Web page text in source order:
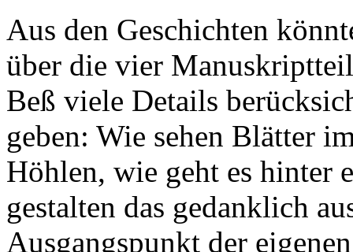
Aus den Geschichten
über die vier
Beß viele Details
geben: Wie sehen Blätter
Höhlen, wie geht es hinter
gestalten das gedanklich
Ausgangspunkt der